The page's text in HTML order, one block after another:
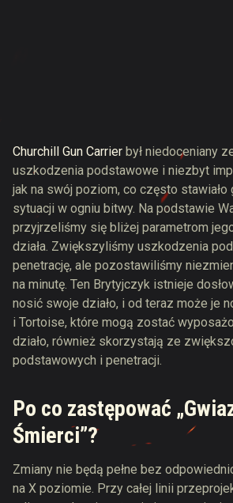
Churchill Gun Carrier był niedoceniany
uszkodzenia podstawowe i niezbyt
jak na swój poziom, co często
sytuacji w ogniu bitwy. Na podstawie
przyjrzeliśmy się bliżej parametrom
działa. Zwiększyliśmy uszkodzenia
penetrację, ale pozostawiliśmy
na minutę. Ten Brytyjczyk istnieje
nosić swoje działo, i od teraz może je
i Tortoise, które mogą zostać
działo, również skorzystają ze
podstawowych i penetracji.
Po co zastępować
Śmierci”?
Zmiany nie będą pełne bez
na X poziomie. Przy całej linii